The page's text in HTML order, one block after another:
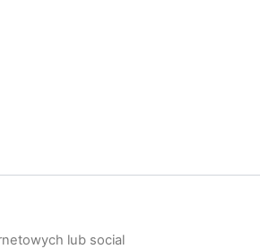
lub social